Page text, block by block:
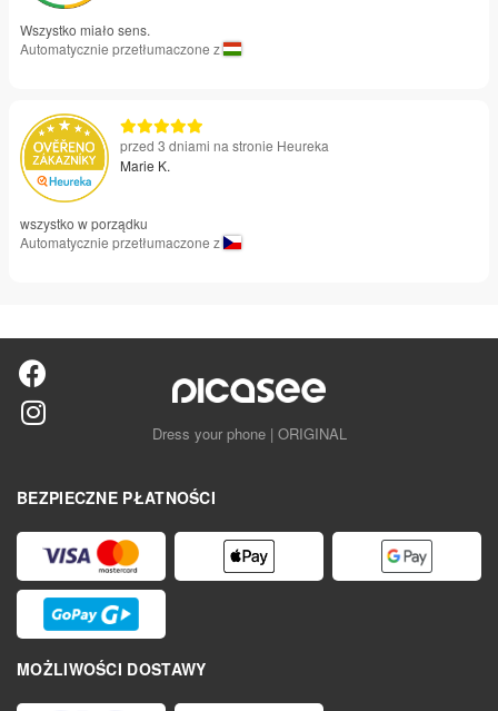
Wszystko miało sens.
Automatycznie przetłumaczone z
przed 3 dniami na stronie Heureka
Marie K.
wszystko w porządku
Automatycznie przetłumaczone z
Dress your phone | ORIGINAL
BEZPIECZNE PŁATNOŚCI
MOŻLIWOŚCI DOSTAWY